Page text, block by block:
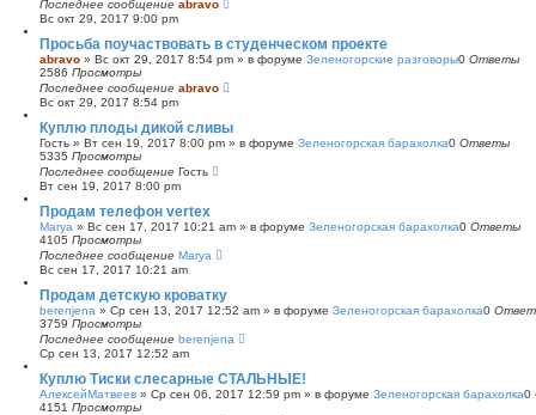
Последнее сообщение abravo
Вс окт 29, 2017 9:00 pm
Просьба поучаствовать в студенческом проекте
abravo » Вс окт 29, 2017 8:54 pm » в форуме Зеленогорские разговоры0 Ответы
2586 Просмотры
Последнее сообщение abravo
Вс окт 29, 2017 8:54 pm
Куплю плоды дикой сливы
Гость » Вт сен 19, 2017 8:00 pm » в форуме Зеленогорская барахолка0 Ответы
5335 Просмотры
Последнее сообщение Гость
Вт сен 19, 2017 8:00 pm
Продам телефон vertex
Marya » Вс сен 17, 2017 10:21 am » в форуме Зеленогорская барахолка0 Ответы
4105 Просмотры
Последнее сообщение Marya
Вс сен 17, 2017 10:21 am
Продам детскую кроватку
berenjena » Ср сен 13, 2017 12:52 am » в форуме Зеленогорская барахолка0
3759 Просмотры
Последнее сообщение berenjena
Ср сен 13, 2017 12:52 am
Куплю Тиски слесарные СТАЛЬНЫЕ!
АлексейМатвеев » Ср сен 06, 2017 12:59 pm » в форуме Зеленогорская барахолка0
4151 Просмотры